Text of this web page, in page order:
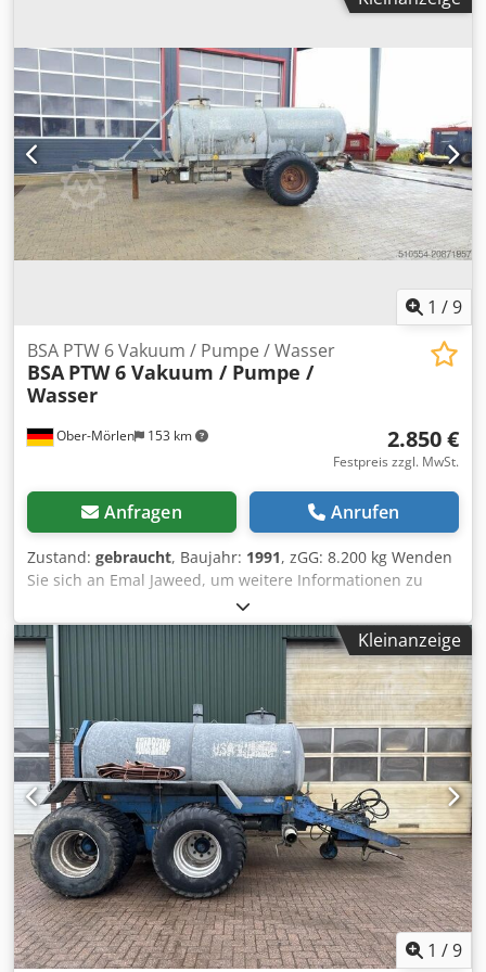
Dwodpotq Sgnsfx Acwea - Einzelwalzenzustellung -
Frequenzumformer - 2 pneum. Zugwalzen Haspel: -
Coilgewicht: 2000 kg - manuelle Spreizung - pneum.
Andrückarm - germeinsames Grundgestell
1 /9
Ober-Mörlen 153 km
BSA PTW 6 Vakuum / Pumpe / Wasser
BSA PTW 6 Vakuum / Pumpe /
Wasser
2.850 €
Festpreis zzgl. MwSt.
Anfragen Anrufen
Zustand: gebraucht, Baujahr: 1991, zGG: 8.200 kg Wenden
Sie sich an Emal Jaweed, um weitere Informationen zu
erhalten. Dwjdpfsx R T Ezjx Acwja BSA Maschinenfabrik,
Pumpe - Vakuum Tank / Wasserwagen, Anhänger / Trailer,
Pumptankwagen / Pump tank truck, PTW 6,
Länderausführung Asien, Baujahr 1991, Max km/H: 25,
Profiltiefe je Seite / Profile depth per side: 20mm, Reifen /
Tires: 550 / 60 - 22.5, zul. Gesamtgewicht / Total weight:
8200 kg, Zul. Stützlast / Permitted vertical load: 1000 kg,
Zul. Achslast / Permissible axle load: 8500 kgSonstiges: * ...
Wir bieten über 200 Angebote zum Verkauf an. We are
offering more 200 unit for sale. * Unser Standort 30KM
vom Frankfurter/M Flughafen entfernt. /Our Loaction 30
KM nord of Frankfurt/M Airport. * Finanzierung & Leasing
möglich./ Financing & Leasing possible. * Spezialist für
Tranporte & Verschiffung weltweit. / Spezialist for
Transport & Shipping wordwide * Keine Haftung für Druck
& Schreibfehler * Irrtürmer und Zwischenverkauf
vorbehalten. * Inzahlungnahme möglich! * Für den
Kleinanzeige
1 /9